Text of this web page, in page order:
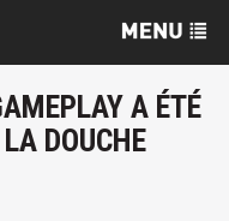
A ÉTÉ
DOUCHE